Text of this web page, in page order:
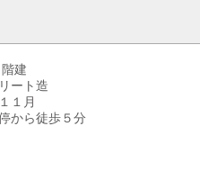
建
ート造
１月
から徒歩５分